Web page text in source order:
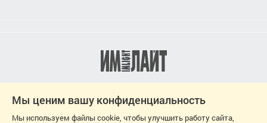
Мы ценим вашу конфиденциальность
Мы используем файлы cookie, чтобы улучшить работу сайта,